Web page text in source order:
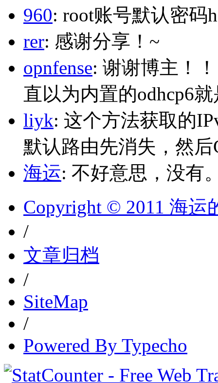
960: root账号默认密码
rer: 感谢分享！~
opnfense: 谢谢博主！
直以为内置的odhcp6
liyk: 这个方法获取的
默认路由先消失，然
海运: 不好意思，没有
Copyright © 2011 海运
/
文章归档
/
SiteMap
/
Powered By Typecho